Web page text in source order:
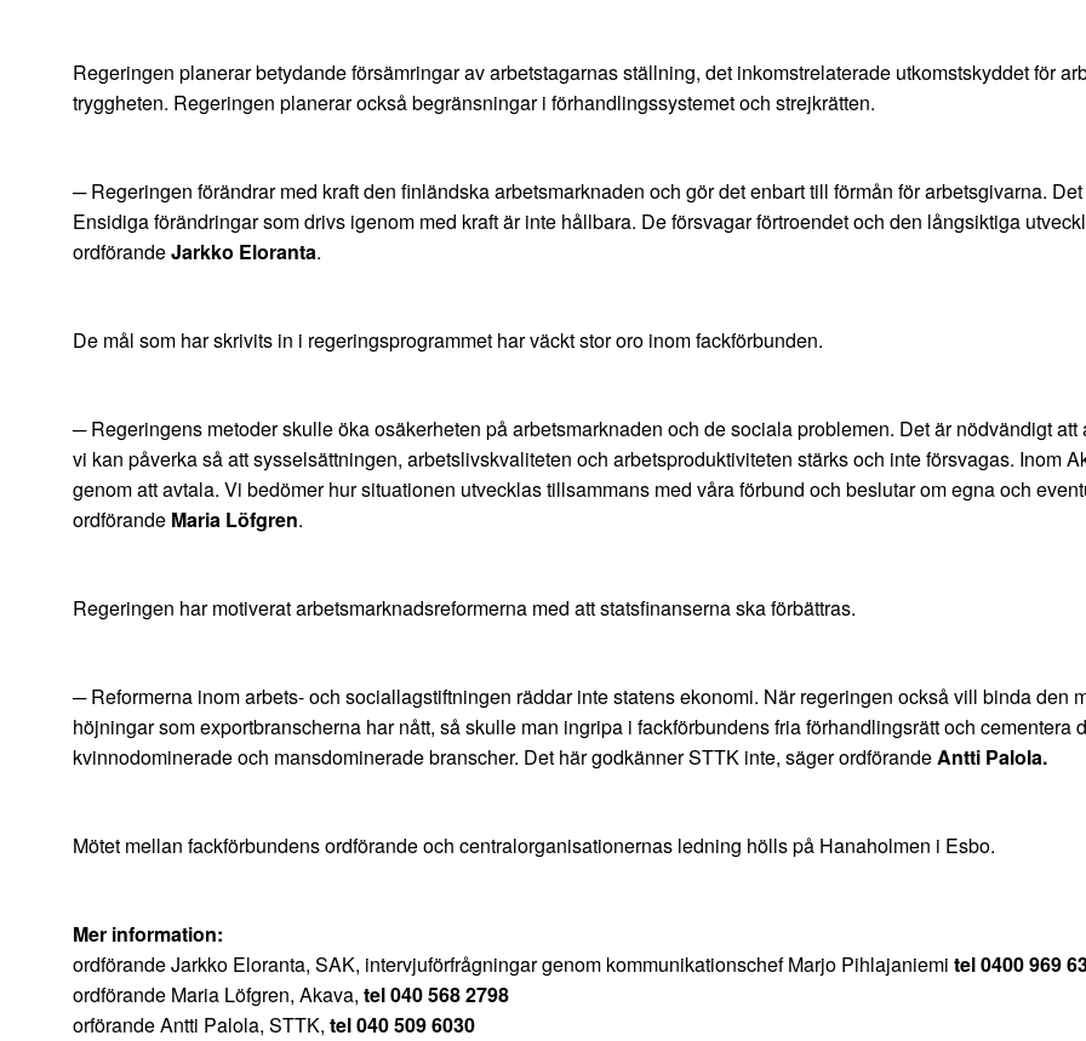
Regeringen planerar betydande försämringar av arbetstagarnas ställning, det inkomstrelaterade utkomstskyddet för
tryggheten. Regeringen planerar också begränsningar i förhandlingssystemet och strejkrätten.
─ Regeringen förändrar med kraft den finländska arbetsmarknaden och gör det enbart till förmån för arbetsgivarna.
Ensidiga förändringar som drivs igenom med kraft är inte hållbara. De försvagar förtroendet och den långsiktiga
ordförandeJarkko Eloranta.
De mål som har skrivits in i regeringsprogrammet har väckt stor oro inom fackförbunden.
─ Regeringens metoder skulle öka osäkerheten på arbetsmarknaden och de sociala problemen. Det är nödvändigt
vi kan påverka så att sysselsättningen, arbetslivskvaliteten och arbetsproduktiviteten stärks och inte försvagas. Inom
genom att avtala. Vi bedömer hur situationen utvecklas tillsammans med våra förbund och beslutar om egna och
ordförande Maria Löfgren.
Regeringen har motiverat arbetsmarknadsreformerna med att statsfinanserna ska förbättras.
─ Reformerna inom arbets- och sociallagstiftningen räddar inte statens ekonomi. När regeringen också vill binda
höjningar som exportbranscherna har nått, så skulle man ingripa i fackförbundens fria förhandlingsrätt och
kvinnodominerade och mansdominerade branscher. Det här godkänner STTK inte, säger ordförandeAntti Palola.
Mötet mellan fackförbundens ordförande och centralorganisationernas ledning hölls på Hanaholmen i Esbo.
Mer information:
ordförande Jarkko Eloranta, SAK, intervjuförfrågningar genom kommunikationschef Marjo Pihlajaniemi tel0400 969
ordförande Maria Löfgren, Akava, tel 040 568 2798
orförande Antti Palola, STTK, tel 040 509 6030